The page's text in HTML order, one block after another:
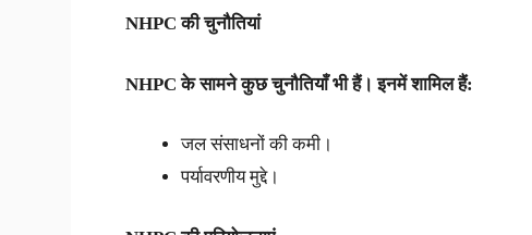
NHPCकी चुनौतियां
NHPCके सामने कुछ चुनौतियाँ भी हैं। इनमें शामिल हैं:
जल संसाधनों की कमी।
पर्यावरणीय मुद्दे।